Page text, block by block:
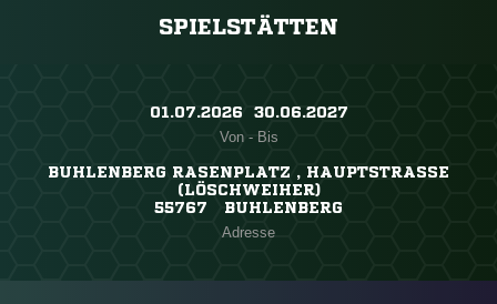
SPIELSTÄTTEN
01.07.2026 ​ 30.06.2027
Von - Bis
BUHLENBERG RASENPLATZ , HAUPTSTRASSE (
LÖSCHWEIHER)
55767 BUHLENBERG
Adresse